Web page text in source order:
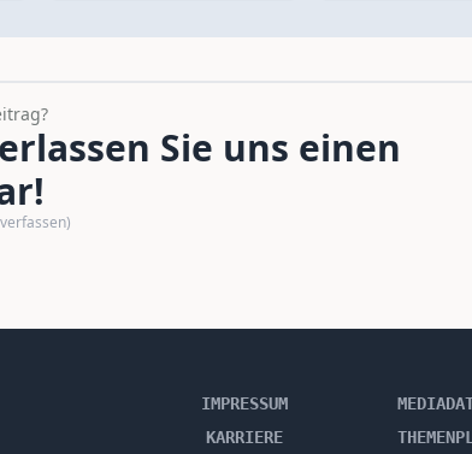
Sie uns einen
IMPRESSUM
KARRIERE